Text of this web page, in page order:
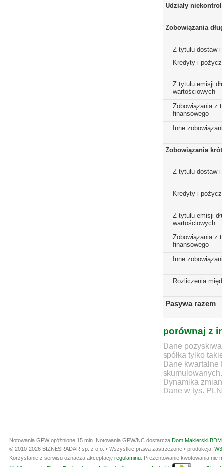
Udziały
Zobowiązania
Z tytułu dostaw i
Kredyty i
Z tytułu emisji
wartościowych
Zobowiązania z
finansowego
Inne
Zobowiązania
Z tytułu dostaw i
Kredyty i
Z tytułu emisji
wartościowych
Zobowiązania z
finansowego
Inne
Rozliczenia
Pasywa razem
porównaj z
Dane
spółka tylko
Dane
skumulowanych.
Dynamika
Dane w tys. PLN
Notowania GPW opóźnione 15 min. Notowania GPW/NC dostarcza Dom Maklerski
© 2010-2026 BIZNESRADAR sp. z o.o. • Wszystkie prawa zastrzeżone • produkcja:
Korzystanie z serwisu oznacza akceptację regulaminu . Prezentowanie kwotowania